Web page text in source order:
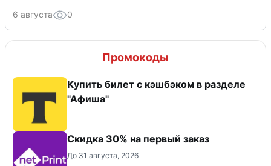
6 августа 0
Промокоды
Купить билет с кэшбэком в разделе
"Афиша"
Скидка 30% на первый заказ
До 31 августа, 2026